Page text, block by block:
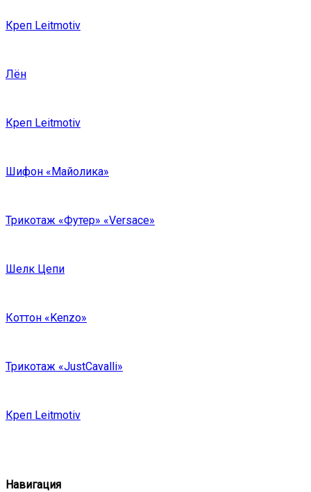
Креп Leitmotiv
Лён
Креп Leitmotiv
Шифон «Майолика»
Трикотаж «Футер» «Versace»
Шелк Цепи
Коттон «Kenzo»
Трикотаж «JustCavalli»
Креп Leitmotiv
Навигация